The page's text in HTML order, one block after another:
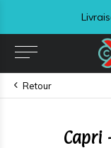
Retour
Capri